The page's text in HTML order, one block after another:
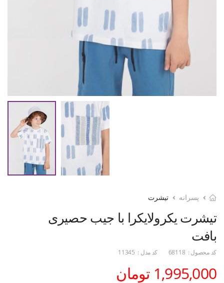
پسرانه تیشرت
تیشرت یکرولایکرا با جیب حصیری
بافت
کد محصول : 68118 کد مدل : 11345
1,995,000 تومان